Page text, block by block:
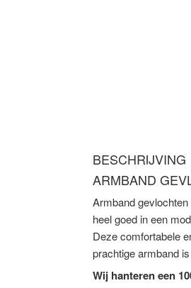
BESCHRIJVING
ARMBAND
Armband
heel goed in een
Deze comfortabele
prachtige armband
Wij hanteren een